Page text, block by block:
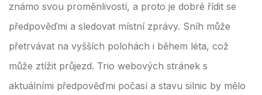
známo svou proměnlivostí, a proto je dobré řídit se
předpověďmi a sledovat místní zprávy. Sníh může
přetrvávat na vyšších polohách i během léta, což
může ztížit průjezd. Trio webových stránek s
aktuálními předpověďmi počasí a stavu silnic by mělo